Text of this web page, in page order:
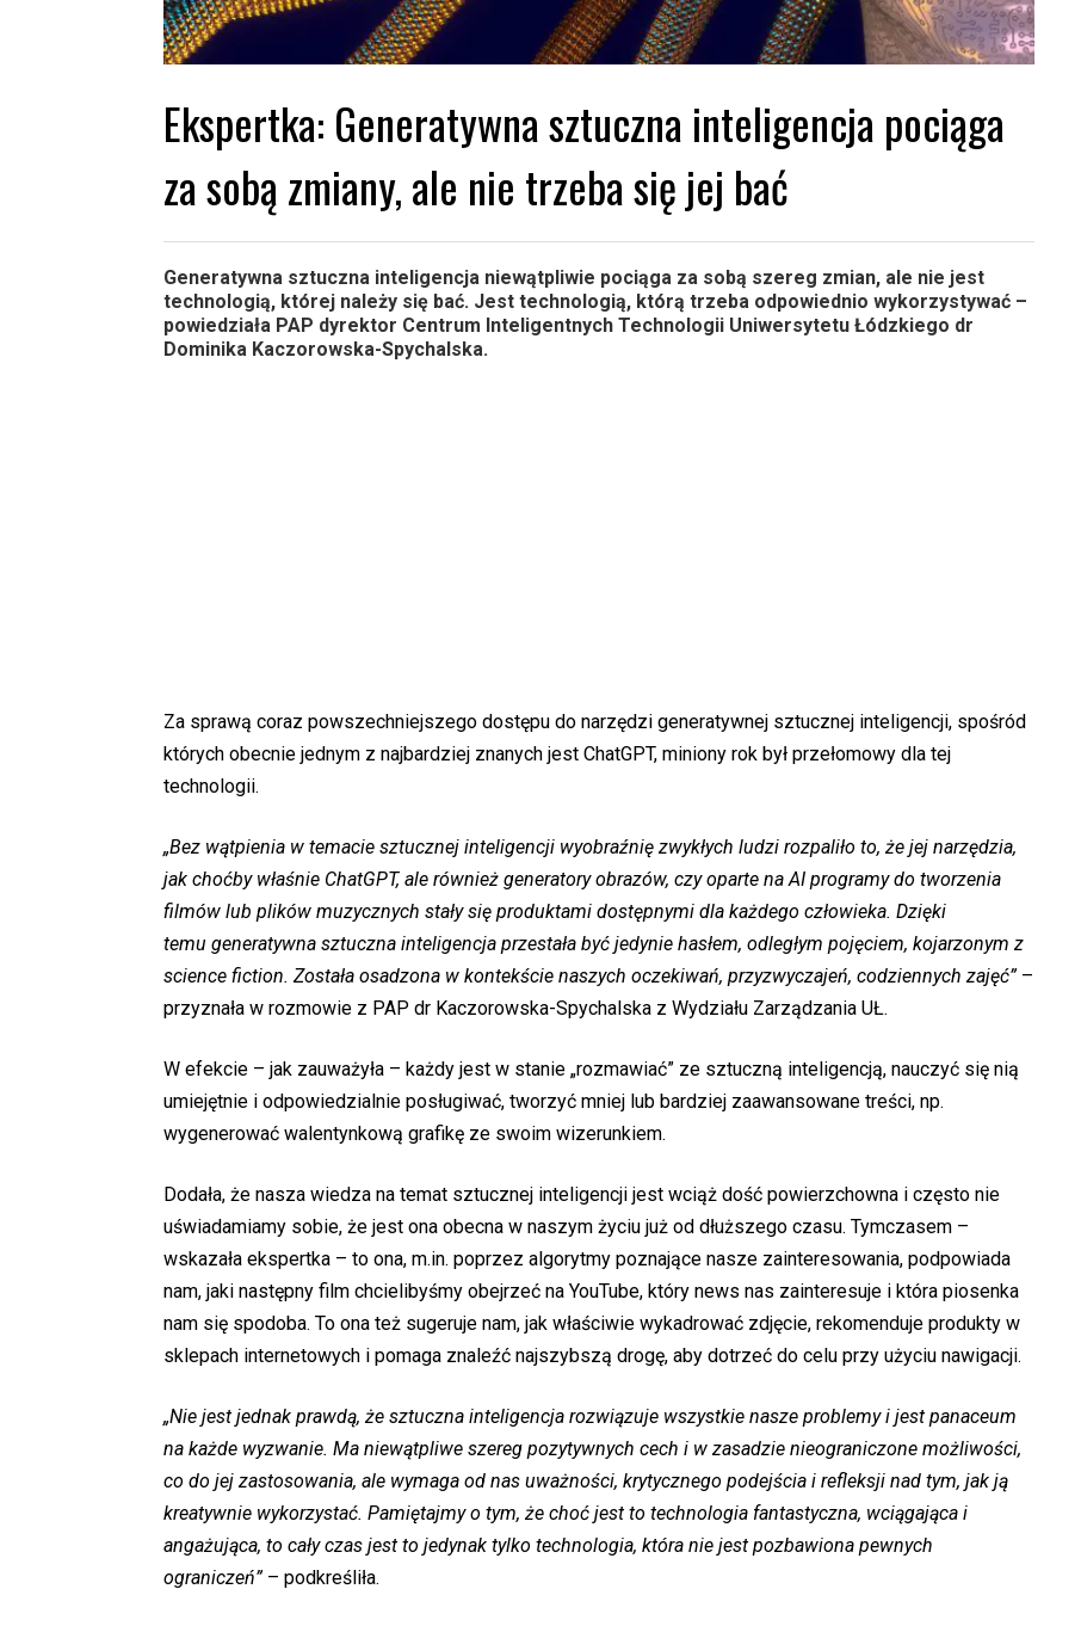
Ekspertka: Generatywna sztuczna inteligencja pociąga
za sobą zmiany, ale nie trzeba się jej bać
Generatywna sztuczna inteligencja niewątpliwie pociąga za sobą szereg zmian, ale nie jest
technologią, której należy się bać. Jest technologią, którą trzeba odpowiednio wykorzystywać –
powiedziała PAP dyrektor Centrum Inteligentnych Technologii Uniwersytetu Łódzkiego dr
Dominika Kaczorowska-Spychalska.
Za sprawą coraz powszechniejszego dostępu do narzędzi generatywnej sztucznej inteligencji, spośród
których obecnie jednym z najbardziej znanych jest ChatGPT, miniony rok był przełomowy dla tej
technologii.
„Bez wątpienia w temacie sztucznej inteligencji wyobraźnię zwykłych ludzi rozpaliło to, że jej narzędzia,
jak choćby właśnie ChatGPT, ale również generatory obrazów, czy oparte na AI programy do tworzenia
filmów lub plików muzycznych stały się produktami dostępnymi dla każdego człowieka. Dzięki
temu generatywna sztuczna inteligencja przestała być jedynie hasłem, odległym pojęciem, kojarzonym z
science fiction. Została osadzona w kontekście naszych oczekiwań, przyzwyczajeń, codziennych zajęć”–
przyznała w rozmowie z PAP dr Kaczorowska-Spychalska z Wydziału Zarządzania UŁ.
W efekcie – jak zauważyła – każdy jest w stanie „rozmawiać” ze sztuczną inteligencją, nauczyć się nią
umiejętnie i odpowiedzialnie posługiwać, tworzyć mniej lub bardziej zaawansowane treści, np.
wygenerować walentynkową grafikę ze swoim wizerunkiem.
Dodała, że nasza wiedza na temat sztucznej inteligencji jest wciąż dość powierzchowna i często nie
uświadamiamy sobie, że jest ona obecna w naszym życiu już od dłuższego czasu. Tymczasem –
wskazała ekspertka – to ona, m.in. poprzez algorytmy poznające nasze zainteresowania, podpowiada
nam, jaki następny film chcielibyśmy obejrzeć na YouTube, który news nas zainteresuje i która piosenka
nam się spodoba. To ona też sugeruje nam, jak właściwie wykadrować zdjęcie, rekomenduje produkty w
sklepach internetowych i pomaga znaleźć najszybszą drogę, aby dotrzeć do celu przy użyciu nawigacji.
„Nie jest jednak prawdą, że sztuczna inteligencja rozwiązuje wszystkie nasze problemy i jest panaceum
na każde wyzwanie. Ma niewątpliwe szereg pozytywnych cech i w zasadzie nieograniczone możliwości,
co do jej zastosowania, ale wymaga od nas uważności, krytycznego podejścia i refleksji nad tym, jak ją
kreatywnie wykorzystać. Pamiętajmy o tym, że choć jest to technologia fantastyczna, wciągająca i
angażująca, to cały czas jest to jedynak tylko technologia, która nie jest pozbawiona pewnych
ograniczeń”– podkreśliła.